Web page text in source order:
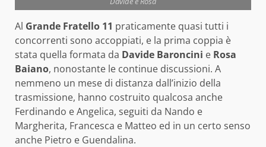
Al Grande Fratello 11 praticamente quasi tutti i
concorrenti sono accoppiati, e la prima coppia è
stata quella formata da Davide Baroncini e Rosa
Baiano, nonostante le continue discussioni. A
nemmeno un mese di distanza dall’inizio della
trasmissione, hanno costruito qualcosa anche
Ferdinando e Angelica, seguiti da Nando e
Margherita, Francesca e Matteo ed in un certo senso
anche Pietro e Guendalina.